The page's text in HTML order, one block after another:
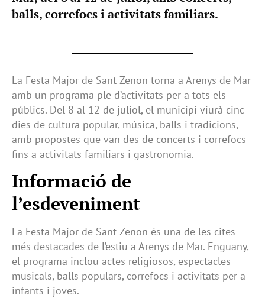
balls, correfocs i activitats familiars.
La Festa Major de Sant Zenon torna a Arenys de Mar
amb un programa ple d’activitats per a tots els
públics. Del 8 al 12 de juliol, el municipi viurà cinc
dies de cultura popular, música, balls i tradicions,
amb propostes que van des de concerts i correfocs
fins a activitats familiars i gastronomia.
Informació de
l’esdeveniment
La Festa Major de Sant Zenon és una de les cites
més destacades de l’estiu a Arenys de Mar. Enguany,
el programa inclou actes religiosos, espectacles
musicals, balls populars, correfocs i activitats per a
infants i joves.